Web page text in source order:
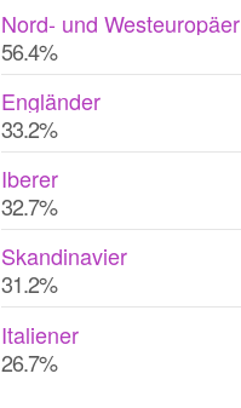
Nord- und Westeuropäer
56.4%
Engländer
33.2%
Iberer
32.7%
Skandinavier
31.2%
Italiener
26.7%